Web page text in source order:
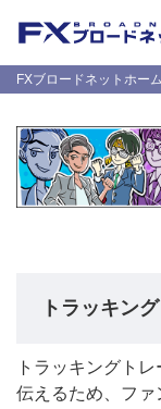
FXブロードネットホーム
トラッキン
トラッキングト
伝えるため、フ